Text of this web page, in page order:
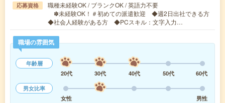
応募資格
職種未経験OK / ブランクOK / 英語力不要
✽未経験OK！＃初めての派遣歓迎 ◆週2日出社できる方
◆社会人経験がある方 ◆PCスキル：文字入力…
職場の雰囲気
年齢層
20代
30代 40代 50代
60代
男女比率
女性
男性